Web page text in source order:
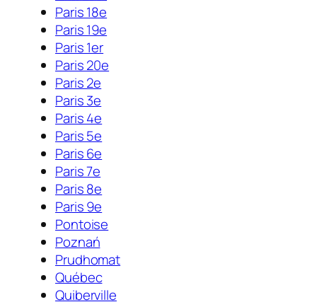
Paris 18e
Paris 19e
Paris 1er
Paris 20e
Paris 2e
Paris 3e
Paris 4e
Paris 5e
Paris 6e
Paris 7e
Paris 8e
Paris 9e
Pontoise
Poznań
Prudhomat
Québec
Quiberville